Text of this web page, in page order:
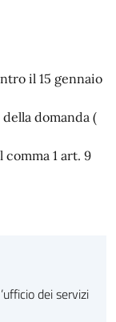
il 15 gennaio
domanda (
1 art. 9
dei servizi